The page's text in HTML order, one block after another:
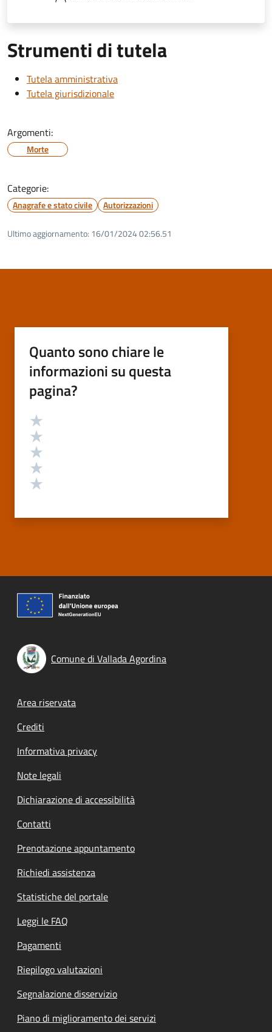
Strumenti di tutela
Tutela amministrativa
Tutela giurisdizionale
Argomenti:
Morte
Categorie:
Anagrafe e stato civile Autorizzazioni
Ultimo aggiornamento: 16/01/2024 02:56.51
Quanto sono chiare le
informazioni su questa
pagina?
Valutazione
Comune di Vallada Agordina
Footer menu
Area riservata
Crediti
Informativa privacy
Note legali
Dichiarazione di accessibilità
Contatti
Prenotazione appuntamento
Richiedi assistenza
Statistiche del portale
Leggi le FAQ
Pagamenti
Riepilogo valutazioni
Segnalazione disservizio
Piano di miglioramento dei servizi